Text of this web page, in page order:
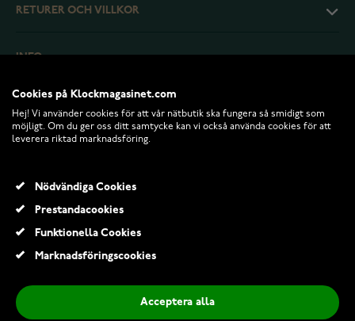
RETURER OCH VILLKOR
INFO
275,00 Kr
Cookies på Klockmagasinet.com
Hej! Vi använder cookies för att vår nätbutik ska fungera så smidigt som
möjligt. Om du ger oss ditt samtycke kan vi också använda cookies för att
leverera riktad marknadsföring.
Nödvändiga Cookies
Prestandacookies
Funktionella Cookies
Marknadsföringscookies
Acceptera alla